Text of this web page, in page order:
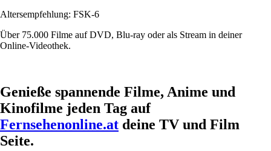
Altersempfehlung: FSK-6
Über 75.000 Filme auf DVD, Blu-ray oder als Stream in deiner
Online-Videothek.
Genieße spannende Filme, Anime und
Kinofilme jeden Tag auf
Fernsehenonline.at deine TV und Film
Seite.